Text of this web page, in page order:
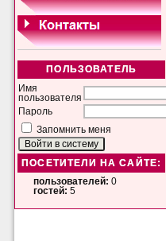
ПОЛЬЗОВАТЕЛЬ
Имя
пользователя
Пароль
Запомнить меня
ПОСЕТИТЕЛИ НА САЙТЕ:
пользователей: 0
гостей: 5